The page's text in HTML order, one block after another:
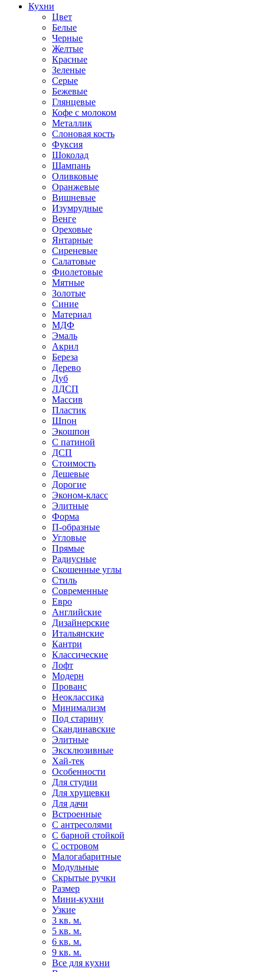
Кухни
Цвет
Белые
Черные
Желтые
Красные
Зеленые
Серые
Бежевые
Глянцевые
Кофе с молоком
Металлик
Слоновая кость
Фуксия
Шоколад
Шампань
Оливковые
Оранжевые
Вишневые
Изумрудные
Венге
Ореховые
Янтарные
Сиреневые
Салатовые
Фиолетовые
Мятные
Золотые
Синие
Материал
МДФ
Эмаль
Акрил
Береза
Дерево
Дуб
ЛДСП
Массив
Пластик
Шпон
Экошпон
С патиной
ДСП
Стоимость
Дешевые
Дорогие
Эконом-класс
Элитные
Форма
П-образные
Угловые
Прямые
Радиусные
Скошенные углы
Стиль
Современные
Евро
Английские
Дизайнерские
Итальянские
Кантри
Классические
Лофт
Модерн
Прованс
Неоклассика
Минимализм
Под старину
Скандинавские
Элитные
Эксклюзивные
Хай-тек
Особенности
Для студии
Для хрущевки
Для дачи
Встроенные
С антресолями
С барной стойкой
С островом
Малогабаритные
Модульные
Скрытые ручки
Размер
Мини-кухни
Узкие
3 кв. м.
5 кв. м.
6 кв. м.
9 кв. м.
Все для кухни